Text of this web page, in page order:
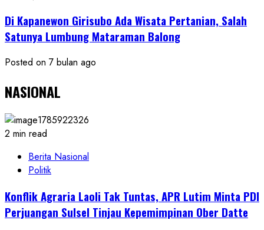
Di Kapanewon Girisubo Ada Wisata Pertanian, Salah
Satunya Lumbung Mataraman Balong
Posted on 7 bulan ago
NASIONAL
2 min read
Berita Nasional
Politik
Konflik Agraria Laoli Tak Tuntas, APR Lutim Minta PDI
Perjuangan Sulsel Tinjau Kepemimpinan Ober Datte